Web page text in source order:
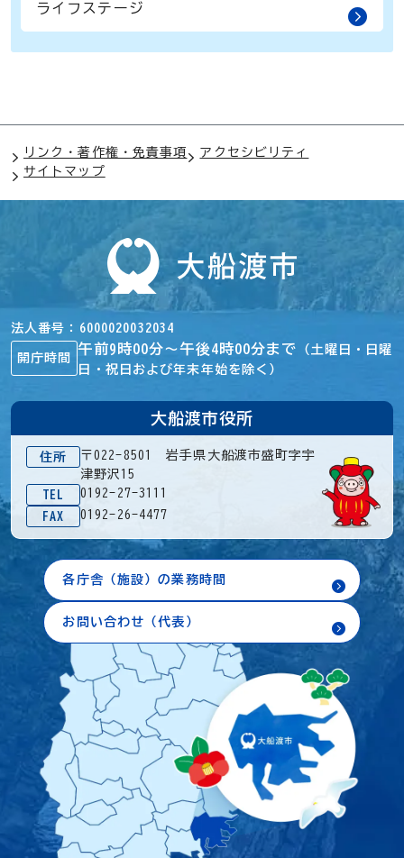
ライフステージ
リンク・著作権・免責事項
アクセシビリティ
サイトマップ
法人番号 6000020032034
開庁時間
午前9時00分～午後4時00分まで
（土曜日・日曜
日・祝日および年末年始を除く）
大船渡市役所
住所
〒022-8501 岩手県大船渡市盛町字宇
津野沢15
TEL
0192-27-3111
FAX
0192-26-4477
各庁舎（施設）の業務時間
お問い合わせ（代表）